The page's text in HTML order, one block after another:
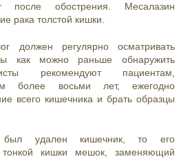
обострения. Месалазин
рака толстой кишки.
должен регулярно осматривать
как можно раньше обнаружить
рекомендуют пациентам,
более восьми лет, ежегодно
всего кишечника и брать образцы
удален кишечник, то его
кишки мешок, заменяющий